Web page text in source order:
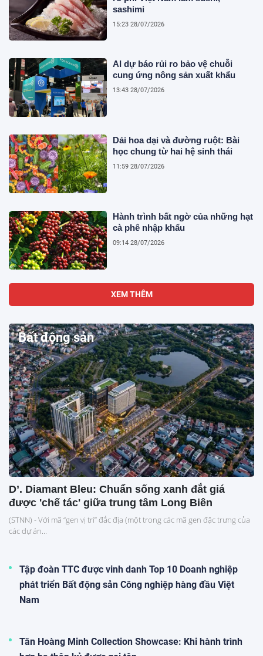
sashimi
15:23 28/07/2026
AI dự báo rủi ro bảo vệ chuỗi
cung ứng nông sản xuất khẩu
13:43 28/07/2026
Dải hoa dại và đường ruột: Bài
học chung từ hai hệ sinh thái
11:59 28/07/2026
Hành trình bất ngờ của những hạt
cà phê nhập khẩu
09:14 28/07/2026
XEM THÊM
Bất động sản
D’. Diamant Bleu: Chuẩn sống xanh đắt giá
được 'chế tác' giữa trung tâm Long Biên
(STNN) - Với mã “gen vị trí” đắc địa (một trong các mã gen đặc trưng của
các dự án...
Tập đoàn TTC được vinh danh Top 10 Doanh nghiệp
phát triển Bất động sản Công nghiệp hàng đầu Việt
Nam
Tân Hoàng Minh Collection Showcase: Khi hành trình